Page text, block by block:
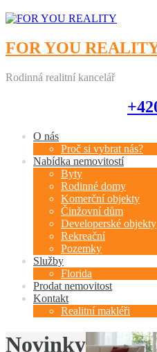
FOR YOU
Rodinná realitní kancelář
O nás
Proč si vybrat nás?
Nabídka nemovitostí
Byty
Rodinné domy
Komerční objekty
Činžovní dům
Developerské objekty
Rekreační
Pozemky
Služby
Florida
Prodat nemovitost
Kontakt
Realitní makléři
Novinky